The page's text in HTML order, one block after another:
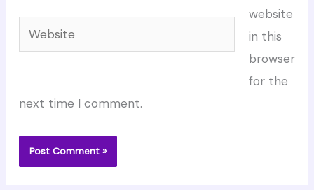
Website
website
in this
browser
for the
next time I comment.